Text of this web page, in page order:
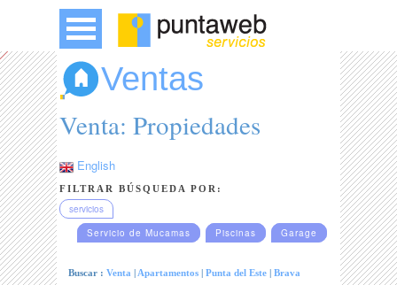
Ventas
Venta: Propiedades
English
FILTRAR BÚSQUEDA POR:
servicios
Servicio de Mucamas
Piscinas Garage
Buscar :Venta |Apartamentos |Punta del Este |Brava